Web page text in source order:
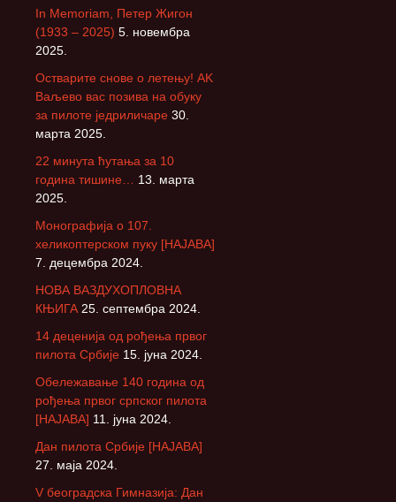
In Memoriam, Петер Жигон
(1933 – 2025) 5. новембра
2025.
Остварите снове о летењу! АK
Ваљево вас позива на обуку
за пилоте једриличаре 30.
марта 2025.
22 минута ћутања за 10
година тишине… 13. марта
2025.
Монографија о 107.
хеликоптерском пуку [НАЈАВА]
7. децембра 2024.
НОВА ВАЗДУХОПЛОВНА
КЊИГА 25. септембра 2024.
14 деценија од рођења првог
пилота Србије 15. јуна 2024.
Обележавање 140 година од
рођења првог српског пилота
[НАЈАВА] 11. јуна 2024.
Дан пилота Србије [НАЈАВА]
27. маја 2024.
V београдска Гимназија: Дан